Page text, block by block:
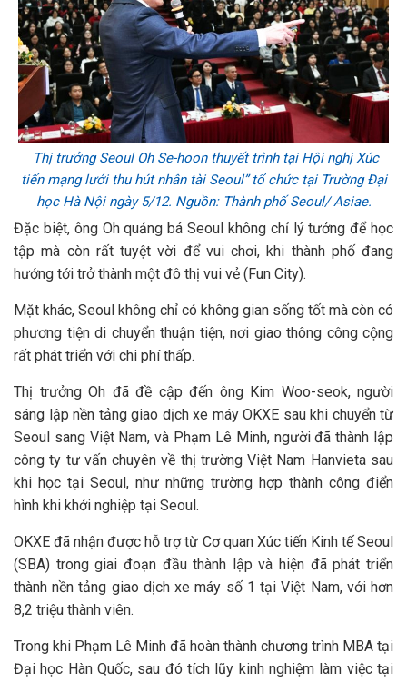
Thị trưởng Seoul Oh Se-hoon thuyết trình tại Hội nghị Xúc
tiến mạng lưới thu hút nhân tài Seoul” tổ chức tại Trường Đại
học Hà Nội ngày 5/12. Nguồn: Thành phố Seoul/ Asiae.
Đặc biệt, ông Oh quảng bá Seoul không chỉ lý tưởng để học
tập mà còn rất tuyệt vời để vui chơi, khi thành phố đang
hướng tới trở thành một đô thị vui vẻ (Fun City).
Mặt khác, Seoul không chỉ có không gian sống tốt mà còn có
phương tiện di chuyển thuận tiện, nơi giao thông công cộng
rất phát triển với chi phí thấp.
Thị trưởng Oh đã đề cập đến ông Kim Woo-seok, người
sáng lập nền tảng giao dịch xe máy OKXE sau khi chuyển từ
Seoul sang Việt Nam, và Phạm Lê Minh, người đã thành lập
công ty tư vấn chuyên về thị trường Việt Nam Hanvieta sau
khi học tại Seoul, như những trường hợp thành công điển
hình khi khởi nghiệp tại Seoul.
OKXE đã nhận được hỗ trợ từ Cơ quan Xúc tiến Kinh tế Seoul
(SBA) trong giai đoạn đầu thành lập và hiện đã phát triển
thành nền tảng giao dịch xe máy số 1 tại Việt Nam, với hơn
8,2 triệu thành viên.
Trong khi Phạm Lê Minh đã hoàn thành chương trình MBA tại
Đại học Hàn Quốc, sau đó tích lũy kinh nghiệm làm việc tại